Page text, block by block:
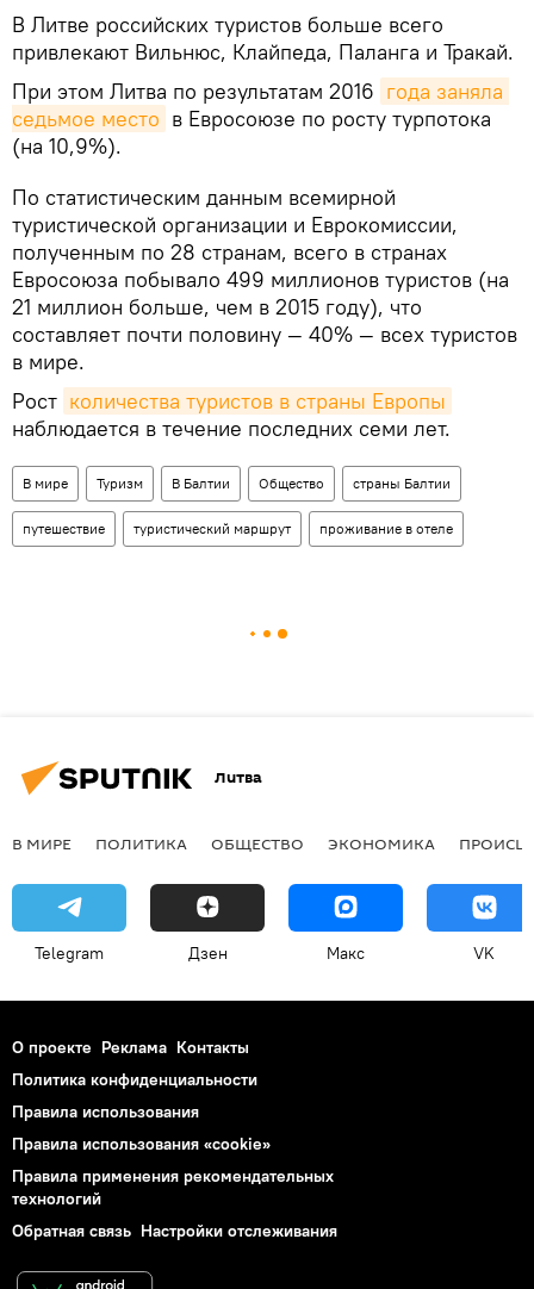
В Литве российских туристов больше всего
привлекают Вильнюс, Клайпеда, Паланга и Тракай.
При этом Литва по результатам 2016 года заняла
седьмое место в Евросоюзе по росту турпотока
(на 10,9%).
По статистическим данным всемирной
туристической организации и Еврокомиссии,
полученным по 28 странам, всего в странах
Евросоюза побывало 499 миллионов туристов (на
21 миллион больше, чем в 2015 году), что
составляет почти половину — 40% — всех туристов
в мире.
Рост количества туристов в страны Европы
наблюдается в течение последних семи лет.
В мире Туризм В Балтии Общество страны Балтии
путешествие туристический маршрут проживание в отеле
Литва
В МИРЕ ПОЛИТИКА ОБЩЕСТВО ЭКОНОМИКА
Telegram Дзен Макс VK
О проекте Реклама Контакты
Политика конфиденциальности
Правила использования
Правила использования «cookie»
Правила применения рекомендательных
технологий
Обратная связь Настройки отслеживания